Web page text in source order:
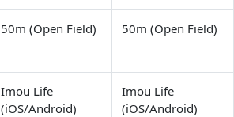
50m (Open Field) 50m (Open Field)
Imou Life
(iOS/Android)
Imou Life
(iOS/Android)